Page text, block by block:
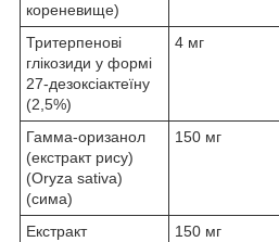
кореневище)
Тритерпенові
глікозиди у формі
27-дезоксіактеїну
(2,5%)
4 мг
Гамма-оризанол
(екстракт рису)
(Oryza sativa)
(сима)
150 мг
Екстракт
150 мг